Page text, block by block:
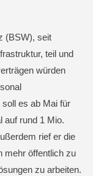
(BSW), seit
teil und
würden
es ab Mai für
auf rund 1 Mio.
rief er die
mehr öffentlich zu
zu arbeiten.